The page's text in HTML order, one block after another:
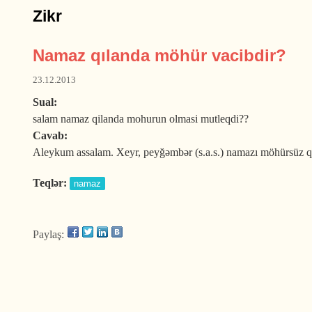
Zikr
Namaz qılanda möhür vacibdir?
23.12.2013
Sual:
salam namaz qilanda mohurun olmasi mutleqdi??
Cavab:
Aleykum assalam. Xeyr, peyğəmbər (s.a.s.) namazı möhürsüz
Teqlər: namaz
Paylaş: